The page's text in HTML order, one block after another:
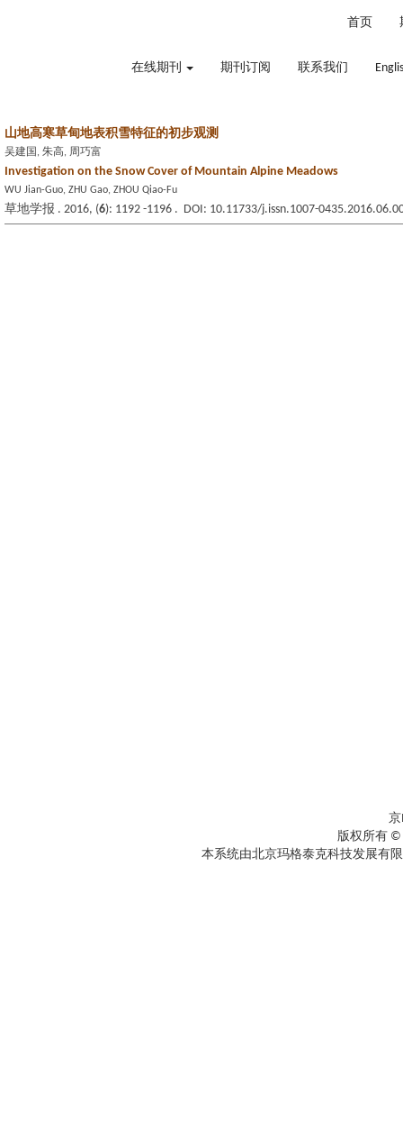
首页
在线期刊 期刊订阅 联系我们
山地高寒草甸地表积雪特征的初步观测
吴建国, 朱高, 周巧富
Investigation on the Snow Cover of Mountain Alpine Meadows
WU Jian-Guo, ZHU Gao, ZHOU Qiao-Fu
草地学报 . 2016, (6): 1192 -1196 . DOI: 10.11733/j.issn.1007-
京
版权所有 ©
本系统由北京玛格泰克科技发展有